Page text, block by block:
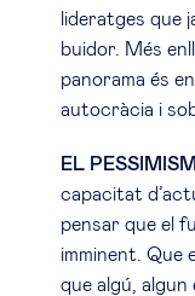
lideratges que
buidor. Més
panorama és
autocràcia i
EL
capacitat
pensar que el
imminent. Que
que algú,